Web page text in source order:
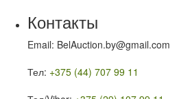
Контакты
Email: BelAuction.by@gmail.com
Тел: +375 (44) 707 99 11